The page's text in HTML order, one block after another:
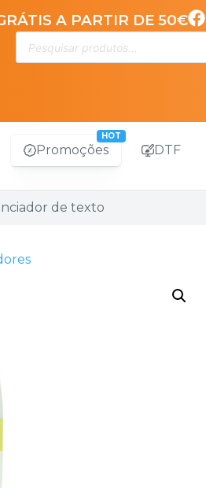
A PARTIR DE 50€
Promoções DTF
de texto